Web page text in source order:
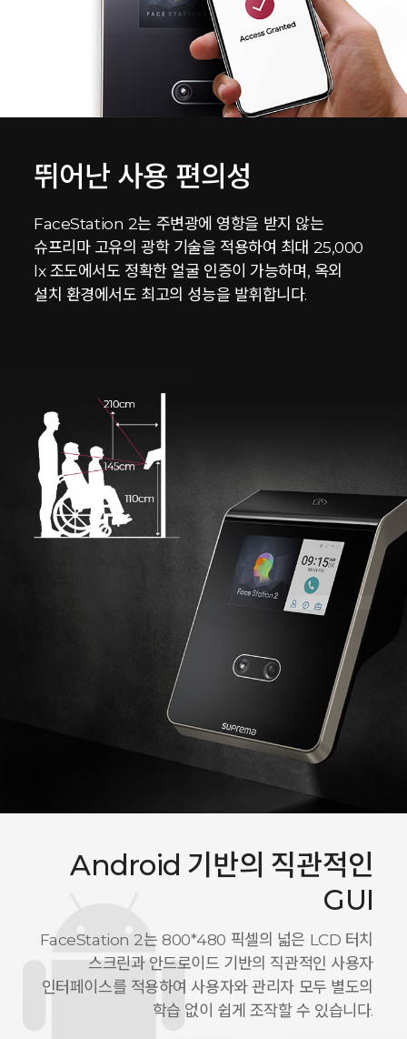
뛰어난 사용 편의성
FaceStation 2는 주변광에 영향을 받지 않는
슈프리마 고유의 광학 기술을 적용하여 최대 25,000
lx 조도에서도 정확한 얼굴 인증이 가능하며, 옥외
설치 환경에서도 최고의 성능을 발휘합니다.
Android 기반의 직관적인
GUI
FaceStation 2는 800*480 픽셀의 넓은 LCD 터치
스크린과 안드로이드 기반의 직관적인 사용자
인터페이스를 적용하여 사용자와 관리자 모두 별도의
학습 없이 쉽게 조작할 수 있습니다.